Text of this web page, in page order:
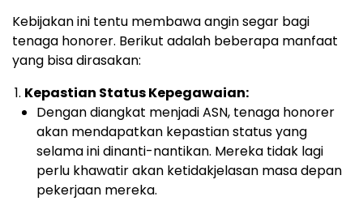
Kebijakan ini tentu membawa angin segar bagi
tenaga honorer. Berikut adalah beberapa manfaat
yang bisa dirasakan:
Kepastian Status Kepegawaian:
Dengan diangkat menjadi ASN, tenaga honorer
akan mendapatkan kepastian status yang
selama ini dinanti-nantikan. Mereka tidak lagi
perlu khawatir akan ketidakjelasan masa depan
pekerjaan mereka.